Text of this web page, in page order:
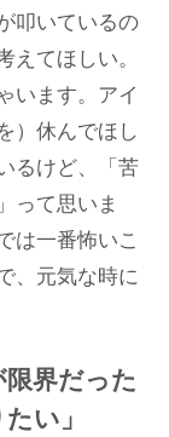
叩いているの
てほしい。
います。アイ
）休んでほし
るけど、「苦
って思いま
は一番怖いこ
、元気な時に
界だった
い」